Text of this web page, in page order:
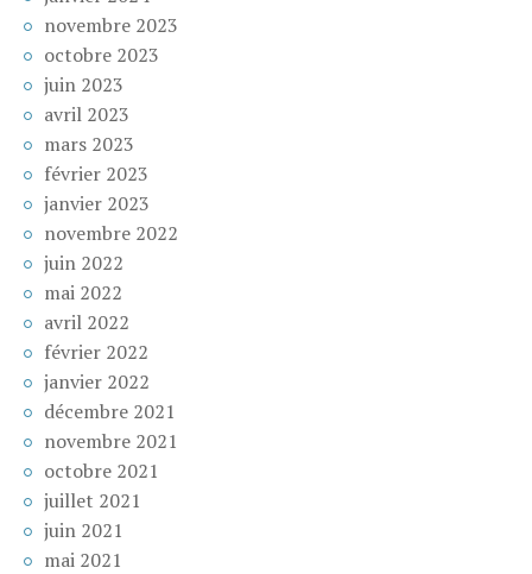
novembre 2023
octobre 2023
juin 2023
avril 2023
mars 2023
février 2023
janvier 2023
novembre 2022
juin 2022
mai 2022
avril 2022
février 2022
janvier 2022
décembre 2021
novembre 2021
octobre 2021
juillet 2021
juin 2021
mai 2021